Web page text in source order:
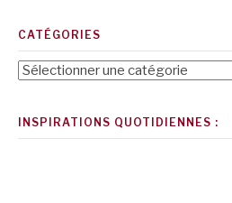
CATÉGORIES
Catégories
INSPIRATIONS QUOTIDIENNES :